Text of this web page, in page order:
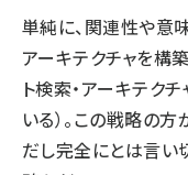
単純に、関連性や意
アーキテクチャを構
ト検索・アーキテク
いる）。この戦略の
だし完全にとは言い